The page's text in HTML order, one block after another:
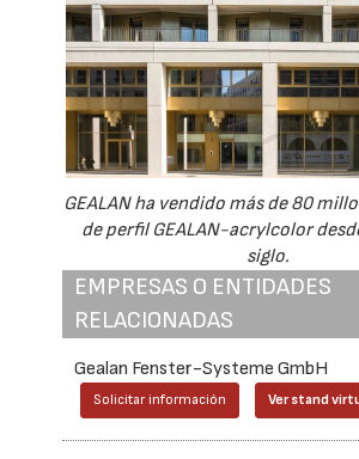
GEALAN ha vendido más de 80
de perfil GEALAN-acrylcolor
siglo.
EMPRESAS O ENTIDADES
RELACIONADAS
Gealan Fenster-Systeme GmbH
Solicitar información Ver stand